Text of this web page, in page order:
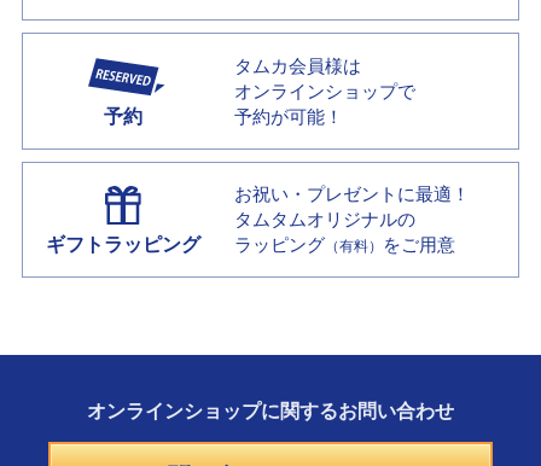
予約
タムカ会員様は
オンラインショップで
予約が可能！
ギフトラッピング
お祝い・プレゼントに最適！
タムタムオリジナルの
ラッピング （有料） をご用意
オンラインショップに関するお問い合わせ